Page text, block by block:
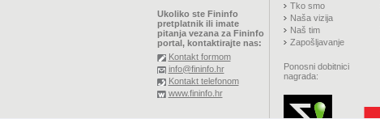
Ukoliko ste Fininfo
pretplatnik ili imate
pitanja vezana za Fininfo
portal, kontaktirajte nas:
Kontakt formom
info@fininfo.hr
Kontakt telefonom
www.fininfo.hr
Tko smo
Naša vizija
Naš tim
Zapošljavanje
Ponosni dobitnici
nagrada: